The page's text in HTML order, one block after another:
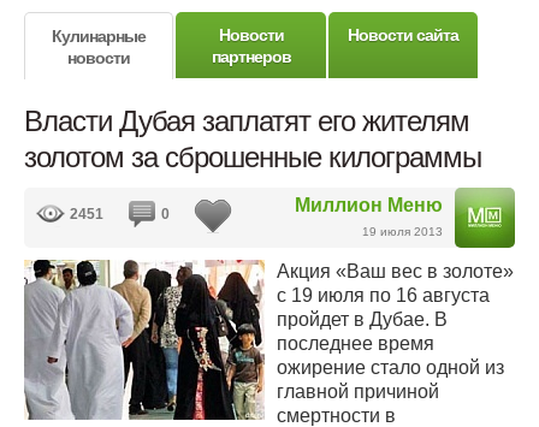
Кулинарные
новости
Новости
партнеров
Новости сайта
Власти Дубая заплатят его жителям
золотом за сброшенные килограммы
Миллион Меню
19 июля 2013
2451 0
Акция «Ваш вес в золоте»
с 19 июля по 16 августа
пройдет в Дубае. В
последнее время
ожирение стало одной из
главной причиной
смертности в